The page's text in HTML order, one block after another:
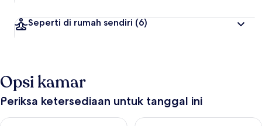
Seperti di rumah sendiri (6)
Opsi kamar
Periksa ketersediaan untuk tanggal ini
Periksa ketersediaan untuk malam ini Agu 9 - Agu 10
Periksa ketersediaan untuk